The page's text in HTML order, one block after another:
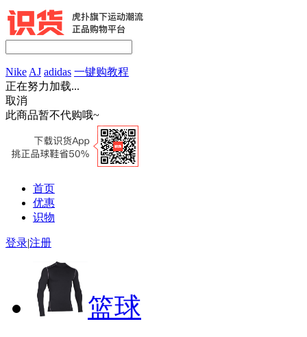
Nike AJ adidas 一键购教程
正在努力加载...
取消
此商品暂不代购哦~
首页
优惠
识物
登录|注册
篮球